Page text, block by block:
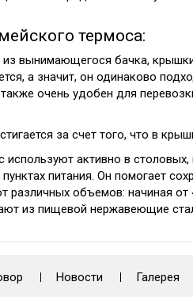
термоса:
вынимающегося бачка,
а значит, он одинаково
очень удобен для
за счет того, что в
активно в
питания. Он помогает
объемов: начиная от
из пищевой нержавеющие
Новости Галерея